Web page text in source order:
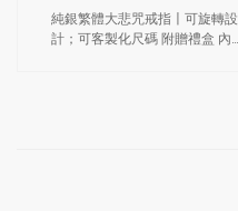
純銀繁體大悲咒戒指〡可旋轉設
計；可客製化尺碼 附贈禮盒 內